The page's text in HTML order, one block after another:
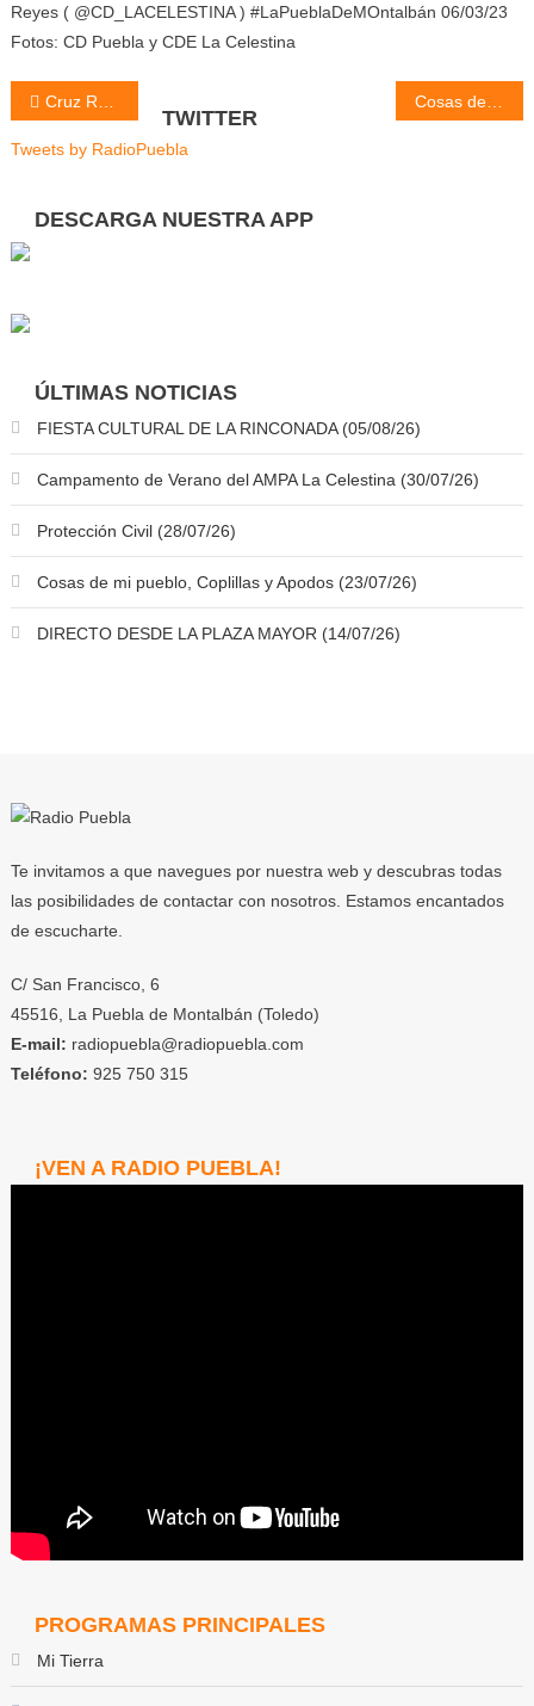
Reyes ( @CD_LACELESTINA ) #LaPueblaDeMOntalbán 06/03/23
Fotos: CD Puebla y CDE La Celestina
Navegación
de
Cruz Roja (07/05/24) Cosas de mi pueblo, Coplillas y Apodos (07/05/24)
TWITTER
Tweets by RadioPuebla
DESCARGA NUESTRA APP
ÚLTIMAS NOTICIAS
FIESTA CULTURAL DE LA RINCONADA (05/08/26)
Campamento de Verano del AMPA La Celestina (30/07/26)
Protección Civil (28/07/26)
Cosas de mi pueblo, Coplillas y Apodos (23/07/26)
DIRECTO DESDE LA PLAZA MAYOR (14/07/26)
Te invitamos a que navegues por nuestra web y descubras todas
las posibilidades de contactar con nosotros. Estamos encantados
de escucharte.
C/ San Francisco, 6
45516, La Puebla de Montalbán (Toledo)
E-mail: radiopuebla@radiopuebla.com
Teléfono: 925 750 315
¡VEN A RADIO PUEBLA!
PROGRAMAS PRINCIPALES
Mi Tierra